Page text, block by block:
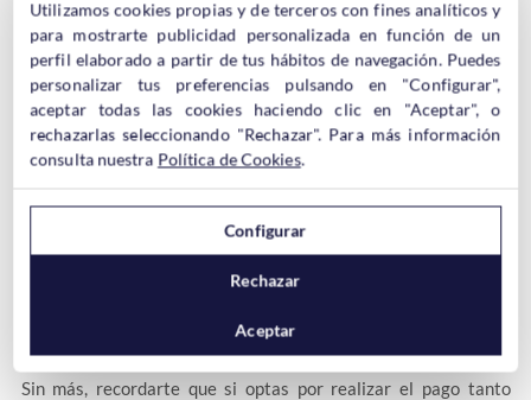
necesidades para
finalizar el pedido, es decir, podrás
cambiar
el método de pago
escogido previamente, por ejemplo, si ibas
a pagar por trasferencia bancaria, pero has cambiado de
opinión y ahora quieres pagar contarjeta de crédito,paypal o
domiciliación¡podrás hacerlo mediante lo aquí explicado!
Sin más, recordarte que si optas por realizar el pago tanto
Utilizamos cookies propias y de terceros con fines analíticos y
para mostrarte publicidad personalizada en función de un
perfil elaborado a partir de tus hábitos de navegación. Puedes
personalizar tus preferencias pulsando en "Configurar",
aceptar todas las cookies haciendo clic en "Aceptar", o
rechazarlas seleccionando "Rechazar". Para más información
consulta nuestra Política de Cookies.
Configurar
Rechazar
Aceptar